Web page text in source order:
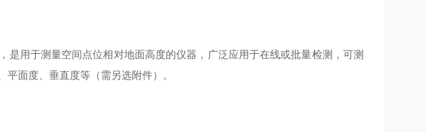
是用于测量空间点位相对地面高度的仪器，广泛应用于在线或批量检测，可测
面度、垂直度等（需另选附件）。